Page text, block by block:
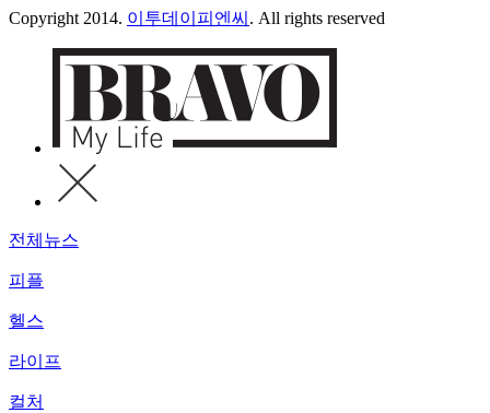
Copyright 2014. 이투데이피엔씨 . All rights reserved
전체뉴스
피플
헬스
라이프
컬처